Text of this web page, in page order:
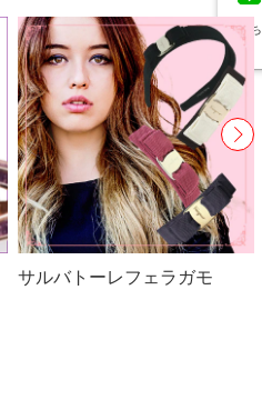
友だち
追加
サルバトーレフェラガモ